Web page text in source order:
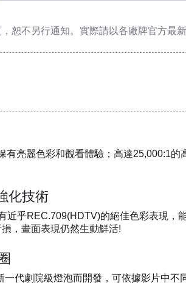
恕不另行通知。實際請以各廠牌官方最新
有亮麗色彩和觀看體驗；高達25,000:1
化技術
近乎REC.709(HDTV)的絕佳色彩表現
，畫面表現仍然生動鮮活!
代劇院級燈泡而開發，可依據影片中